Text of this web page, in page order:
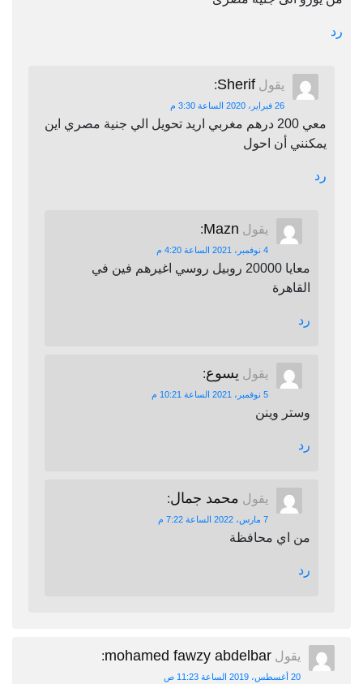
رد
يقول Sherif
:
26 فبراير، 2020 الساعة 3:30 م
معي 200 درهم مغربي اريد تحويل الي جنية مصري اين
يمكنني أن احول
رد
يقول Mazn
:
4 نوفمبر، 2021 الساعة 4:20 م
معايا 20000 روبيل روسي اغيرهم فين في
القاهرة
رد
يقول يسوع:
5 نوفمبر، 2021 الساعة 10:21 م
وستر وينن
رد
يقول محمد جمال:
7 مارس، 2022 الساعة 7:22 م
من اي محافظة
رد
يقول mohamed fawzy abdelbar
:
20 أغسطس، 2019 الساعة 11:23 ص